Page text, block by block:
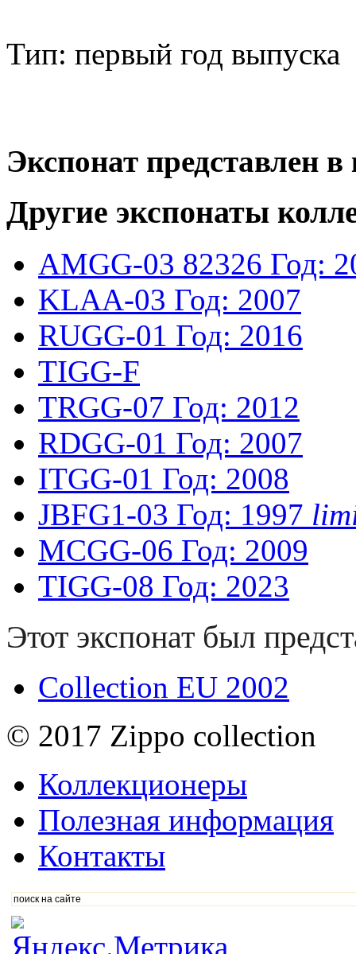
Тип: первый год выпуска
Экспонат представлен
Другие экспонаты
AMGG-03 82326 Год:
KLAA-03 Год: 2007
RUGG-01 Год: 2016
TIGG-F
TRGG-07 Год: 2012
RDGG-01 Год: 2007
ITGG-01 Год: 2008
JBFG1-03 Год: 1997
MCGG-06 Год: 2009
TIGG-08 Год: 2023
Этот экспонат был
Collection EU 2002
© 2017 Zippo collection
Коллекционеры
Полезная информация
Контакты